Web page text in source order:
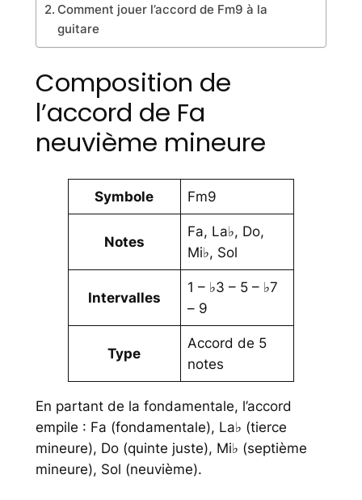
Comment jouer l’accord de Fm9 à la
guitare
Composition de
l’accord de Fa
neuvième mineure
Symbole Fm9
Notes
Fa, La♭, Do,
Mi♭, Sol
Intervalles
1 – ♭3 – 5 – ♭7
– 9
Type
Accord de 5
notes
En partant de la fondamentale, l’accord
empile : Fa (fondamentale), La♭ (tierce
mineure), Do (quinte juste), Mi♭ (septième
mineure), Sol (neuvième).